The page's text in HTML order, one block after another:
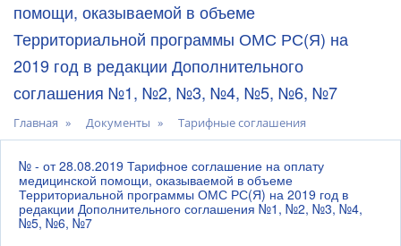
помощи, оказываемой в объеме
Территориальной программы ОМС РС(Я) на
2019 год в редакции Дополнительного
соглашения №1, №2, №3, №4, №5, №6, №7
Главная Документы Тарифные соглашения
№ - от 28.08.2019 Тарифное соглашение на оплату
медицинской помощи, оказываемой в объеме
Территориальной программы ОМС РС(Я) на 2019 год в
редакции Дополнительного соглашения №1, №2, №3, №4,
№5, №6, №7